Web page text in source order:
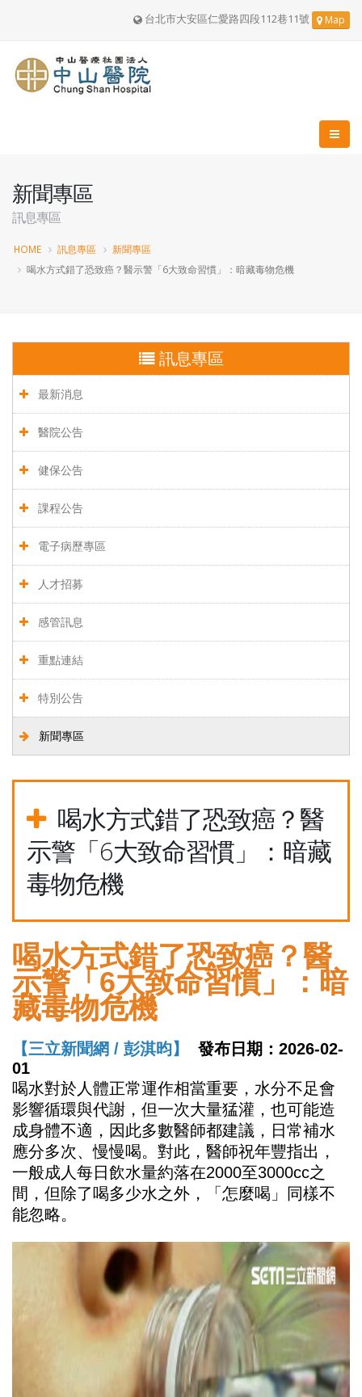
台北市大安區仁愛路四段112巷11號 Map
新聞專區
訊息專區
HOME 訊息專區
新聞專區
喝水方式錯了恐致癌？醫示警「6大致命習慣」：暗藏毒物危機
訊息專區
最新消息
醫院公告
健保公告
課程公告
電子病歷專區
人才招募
感管訊息
重點連結
特別公告
新聞專區
喝水方式錯了恐致癌？醫
示警「6大致命習慣」：暗藏
毒物危機
喝水方式錯了恐致癌？醫
示警「6大致命習慣」：暗
藏毒物危機
【三立新聞網 / 彭淇昀】 發布日期： 2026-02-
01
喝水對於人體正常運作相當重要，水分不足會
影響循環與代謝，但一次大量猛灌，也可能造
成身體不適，因此多數醫師都建議，日常補水
應分多次、慢慢喝。對此，醫師祝年豐指出，
一般成人每日飲水量約落在2000至3000cc之
間，但除了喝多少水之外，「怎麼喝」同樣不
能忽略。